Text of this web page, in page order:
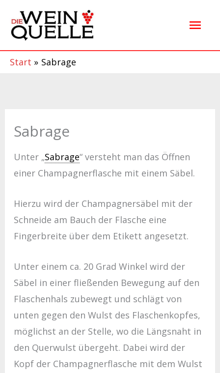
Inhalt
springen
Start Sabrage
Sabrage
Unter „Sabrage“ versteht man das Öffnen
einer Champagnerflasche mit einem Säbel.
Hierzu wird der Champagnersäbel mit der
Schneide am Bauch der Flasche eine
Fingerbreite über dem Etikett angesetzt.
Unter einem ca. 20 Grad Winkel wird der
Säbel in einer fließenden Bewegung auf den
Flaschenhals zubewegt und schlägt von
unten gegen den Wulst des Flaschenkopfes,
möglichst an der Stelle, wo die Längsnaht in
den Querwulst übergeht. Dabei wird der
Kopf der Champagnerflasche mit dem Wulst